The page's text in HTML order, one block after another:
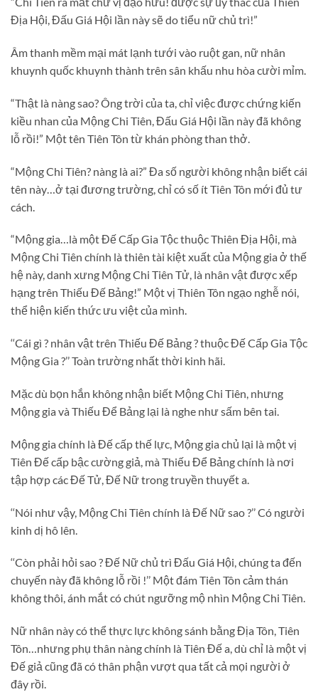
Địa Hội, Đấu Giá Hội lần này sẽ do tiểu nữ chủ trì!”
Âm thanh mềm mại mát lạnh tưới vào ruột gan, nữ nhân
khuynh quốc khuynh thành trên sân khấu nhu hòa cười mỉm.
“Thật là nàng sao? Ông trời của ta, chỉ việc được chứng kiến
kiều nhan của Mộng Chi Tiên, Đấu Giá Hội lần này đã không
lỗ rồi!” Một tên Tiên Tôn từ khán phòng than thở.
“Mộng Chi Tiên? nàng là ai?” Đa số người không nhận biết cái
tên này…ở tại đương trường, chỉ có số ít Tiên Tôn mới đủ tư
cách.
“Mộng gia…là một Đế Cấp Gia Tộc thuộc Thiên Địa Hội, mà
Mộng Chi Tiên chính là thiên tài kiệt xuất của Mộng gia ở thế
hệ này, danh xưng Mộng Chi Tiên Tử, là nhân vật được xếp
hạng trên Thiếu Đế Bảng!” Một vị Thiên Tôn ngạo nghễ nói,
thể hiện kiến thức ưu việt của mình.
‘‘Cái gì ? nhân vật trên Thiếu Đế Bảng ? thuộc Đế Cấp Gia Tộc
Mộng Gia ?’’ Toàn trường nhất thời kinh hãi.
Mặc dù bọn hắn không nhận biết Mộng Chi Tiên, nhưng
Mộng gia và Thiếu Để Bảng lại là nghe như sấm bên tai.
Mộng gia chính là Đế cấp thế lực, Mộng gia chủ lại là một vị
Tiên Đế cấp bậc cường giả, mà Thiếu Để Bảng chính là nơi
tập hợp các Đế Tử, Đế Nữ trong truyền thuyết a.
‘‘Nói như vậy, Mộng Chi Tiên chính là Đế Nữ sao ?’’ Có người
kinh dị hô lên.
‘‘Còn phải hỏi sao ? Đế Nữ chủ trì Đấu Giá Hội, chúng ta đến
chuyến này đã không lỗ rồi !’’ Một đám Tiên Tôn cảm thán
không thôi, ánh mắt có chút ngưỡng mộ nhìn Mộng Chi Tiên.
Nữ nhân này có thể thực lực không sánh bằng Địa Tôn, Tiên
Tôn…nhưng phụ thân nàng chính là Tiên Đế a, dù chỉ là một vị
Đế giả cũng đã có thân phận vượt qua tất cả mọi người ở
đây rồi.